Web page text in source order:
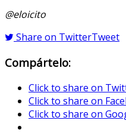
@eloicito
Share on TwitterTweet
Compártelo:
Click to share on
Click to share on
Click to share on